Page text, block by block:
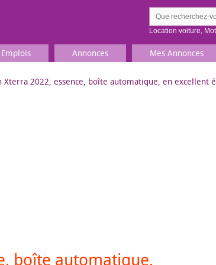
Location voiture,
Emplois Annonces Mes Annonces
Xterra 2022, essence, boîte automatique, en excellent
boîte automatique,